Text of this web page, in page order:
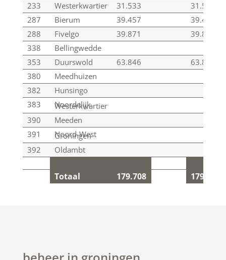
Totaal 179.708 179.708
233
Westerkwartier 31.533
31.533
287
Bierum 39.457
39.457
288
Fivelgo 39.871
39.871
338
Bellingwedde
353
Duurswold 63.846
63.846
380
Meedhuizen
382
Hunsingo
383
Noordelijk
Westerkwartier
390
Meeden
391
Noord-West
Groningen
392
Oldambt
Totaal 179.708 179.708